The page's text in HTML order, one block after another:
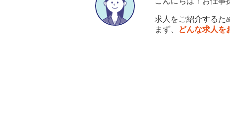
求人をご紹介するた
まず、
どんな求人を